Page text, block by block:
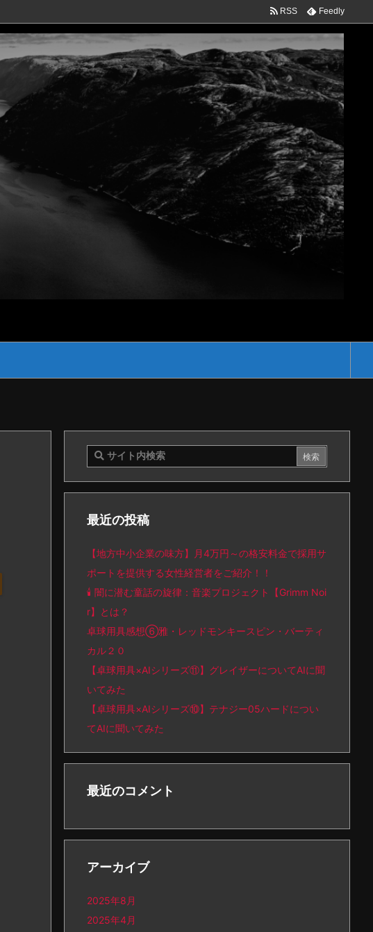
RSS Feedly
最近の投稿
【地方中小企業の味方】月4万円～の格安料金で採用サ
ポートを提供する女性経営者をご紹介！！
🕯️ 闇に潜む童話の旋律：音楽プロジェクト【Grimm Noi
r】とは？
卓球用具感想⑥雅・レッドモンキースピン・バーティ
カル２０
【卓球用具×AIシリーズ⑪】グレイザーについてAIに聞
いてみた
【卓球用具×AIシリーズ⑩】テナジー05ハードについ
てAIに聞いてみた
最近のコメント
アーカイブ
2025年8月
2025年4月